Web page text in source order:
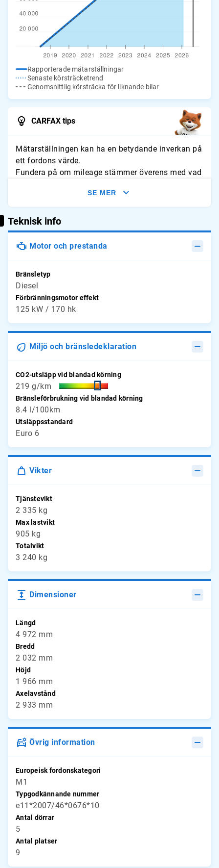
Rapporterade mätarställningar
Senaste körsträcketrend
Genomsnittlig körsträcka för liknande bilar
CARFAX tips
Mätarställningen kan ha en betydande inverkan på
ett fordons värde.
Fundera på om mileage stämmer överens med vad
slitage och jämför avläsningarna med typliga
årliga genomsnitt.
SE MER
Teknisk info
Motor och prestanda
Bränsletyp
Diesel
Förbränningsmotor effekt
125 kW / 170 hk
Miljö och bränsledeklaration
CO2-utsläpp vid blandad körning
219 g/km
Bränsleförbrukning vid blandad körning
8.4 l/100km
Utsläppsstandard
Euro 6
Vikter
Tjänstevikt
2 335 kg
Max lastvikt
905 kg
Totalvikt
3 240 kg
Dimensioner
Längd
4 972 mm
Bredd
2 032 mm
Höjd
1 966 mm
Axelavstånd
2 933 mm
Övrig information
Europeisk fordonskategori
M1
Typgodkännande nummer
e11*2007/46*0676*10
Antal dörrar
5
Antal platser
9